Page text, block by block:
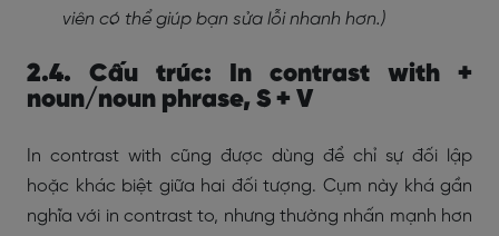
viên có thể giúp bạn sửa lỗi nhanh hơn.)
2.4. Cấu trúc: In contrast with +
noun/noun phrase, S + V
In contrast with cũng được dùng để chỉ sự đối lập
hoặc khác biệt giữa hai đối tượng. Cụm này khá gần
nghĩa với in contrast to, nhưng thường nhấn mạnh hơn